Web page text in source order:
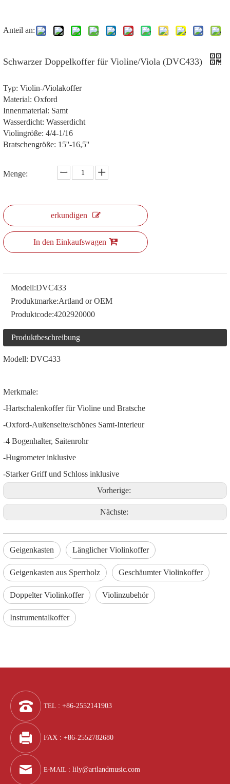
Anteil an:
Schwarzer Doppelkoffer für Violine/Viola (DVC433)
Typ: Violin-/Violakoffer
Material: Oxford
Innenmaterial: Samt
Wasserdicht: Wasserdicht
Violingröße: 4/4-1/16
Bratschengröße: 15''-16,5''
Menge:
erkundigen
In den Einkaufswagen
Modell:DVC433
Produktmarke:Artland or OEM
Produktcode:4202920000
Produktbeschreibung
Modell: DVC433
Merkmale:
-Hartschalenkoffer für Violine und Bratsche
-Oxford-Außenseite/schönes Samt-Interieur
-4 Bogenhalter, Saitenrohr
-Hugrometer inklusive
-Starker Griff und Schloss inklusive
Vorherige:
Nächste:
Geigenkasten Länglicher Violinkoffer
Geigenkasten aus Sperrholz Geschäumter Violinkoffer
Doppelter Violinkoffer Violinzubehör
Instrumentalkoffer
TEL : +86-2552141903
FAX : +86-2552782680
E-MAIL : lily@artlandmusic.com